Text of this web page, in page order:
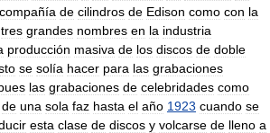
compañía de cilindros de Edison como con la
tres grandes nombres en la industria
producción masiva de los discos de doble
se solía hacer para las grabaciones
las grabaciones de celebridades como
de una sola faz hasta el año 1923 cuando se
esta clase de discos y volcarse de lleno a